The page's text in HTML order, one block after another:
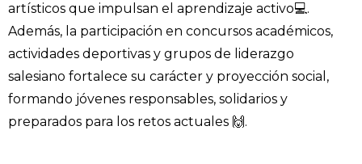
artísticos que impulsan el aprendizaje activo💻.
Además, la participación en concursos académicos,
actividades deportivas y grupos de liderazgo
salesiano fortalece su carácter y proyección social,
formando jóvenes responsables, solidarios y
preparados para los retos actuales 🙌.